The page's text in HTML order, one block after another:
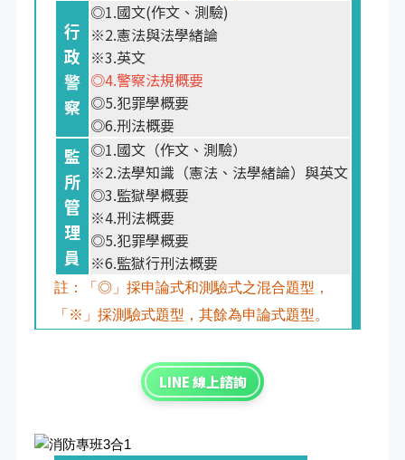
行
政
警
察
◎1.國文(作文、測驗)
※2.憲法與法學緒論
※3.英文
◎4.警察法規概要
◎5.犯罪學概要
◎6.刑法概要
監
所
管
理
員
◎1.國文（作文、測驗）
※2.法學知識（憲法、法學緒論）與英文
◎3.監獄學概要
※4.刑法概要
◎5.犯罪學概要
※6.監獄行刑法概要
註：「◎」採申論式和測驗式之混合題型，
「※」採測驗式題型，其餘為申論式題型。
LINE 線上諮詢